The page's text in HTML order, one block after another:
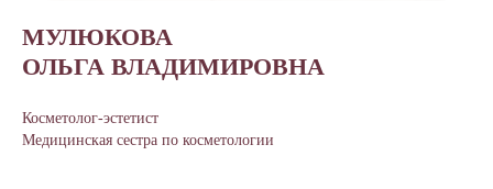
МУЛЮКОВА
ОЛЬГА ВЛАДИМИРОВНА
Косметолог-эстетист
Медицинская сестра по косметологии